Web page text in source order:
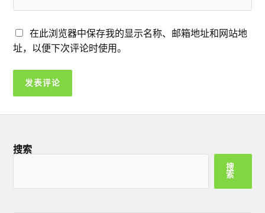
在此浏览器中保存我的显示名称、邮箱地址和网站地
址，以便下次评论时使用。
搜索
搜
索